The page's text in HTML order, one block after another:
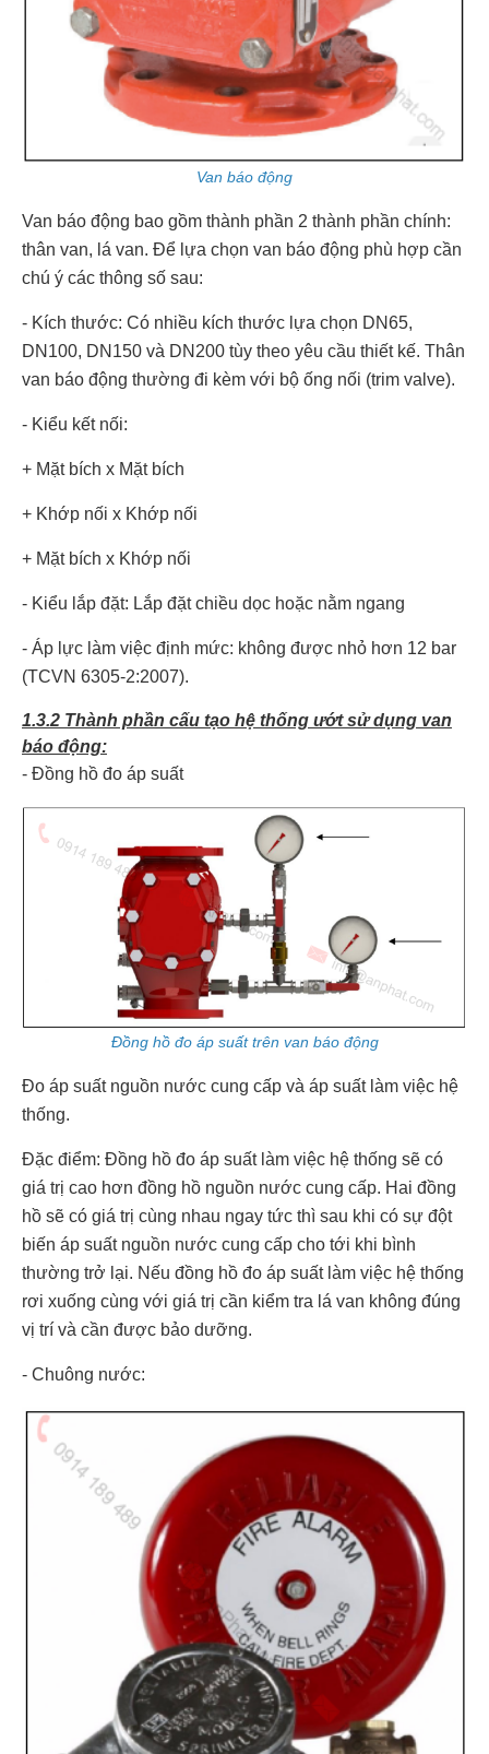
Van báo động
Van báo động bao gồm thành phần 2 thành phần chính:
thân van, lá van. Để lựa chọn van báo động phù hợp cần
chú ý các thông số sau:
- Kích thước: Có nhiều kích thước lựa chọn DN65,
DN100, DN150 và DN200 tùy theo yêu cầu thiết kế. Thân
van báo động thường đi kèm với bộ ống nối (trim valve).
- Kiểu kết nối:
+ Mặt bích x Mặt bích
+ Khớp nối x Khớp nối
+ Mặt bích x Khớp nối
- Kiểu lắp đặt: Lắp đặt chiều dọc hoặc nằm ngang
- Áp lực làm việc định mức: không được nhỏ hơn 12 bar
(TCVN 6305-2:2007).
1.3.2 Thành phần cấu tạo hệ thống ướt sử dụng van
báo động:
- Đồng hồ đo áp suất
Đồng hồ đo áp suất trên van báo động
Đo áp suất nguồn nước cung cấp và áp suất làm việc hệ
thống.
Đặc điểm: Đồng hồ đo áp suất làm việc hệ thống sẽ có
giá trị cao hơn đồng hồ nguồn nước cung cấp. Hai đồng
hồ sẽ có giá trị cùng nhau ngay tức thì sau khi có sự đột
biến áp suất nguồn nước cung cấp cho tới khi bình
thường trở lại. Nếu đồng hồ đo áp suất làm việc hệ thống
rơi xuống cùng với giá trị cần kiểm tra lá van không đúng
vị trí và cần được bảo dưỡng.
- Chuông nước: